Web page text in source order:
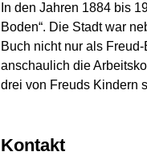
In den Jahren 1884 bis
Boden“. Die Stadt war
Buch nicht nur als
anschaulich die
drei von Freuds Kindern
Kontakt